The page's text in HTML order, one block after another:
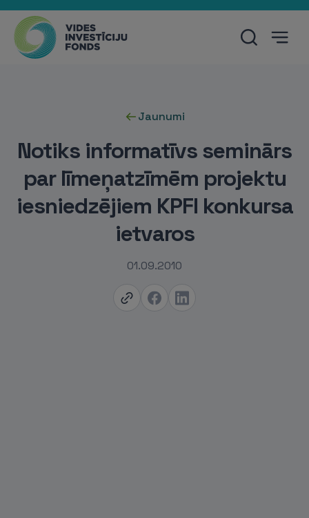
Jaunumi
Notiks informatīvs seminārs
par līmeņatzīmēm projektu
iesniedzējiem KPFI konkursa
ietvaros
01.09.2010